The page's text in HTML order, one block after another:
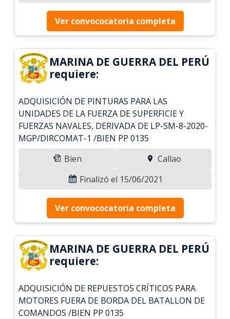
Ver convococatoria completa
MARINA DE GUERRA DEL PERÚ
requiere:
ADQUISICIÓN DE PINTURAS PARA LAS
UNIDADES DE LA FUERZA DE SUPERFICIE Y
FUERZAS NAVALES, DERIVADA DE LP-SM-8-2020-
MGP/DIRCOMAT-1 /BIEN PP 0135
Bien
Callao
Finalizó el 15/06/2021
Ver convococatoria completa
MARINA DE GUERRA DEL PERÚ
requiere:
ADQUISICIÓN DE REPUESTOS CRÍTICOS PARA
MOTORES FUERA DE BORDA DEL BATALLON DE
COMANDOS /BIEN PP 0135